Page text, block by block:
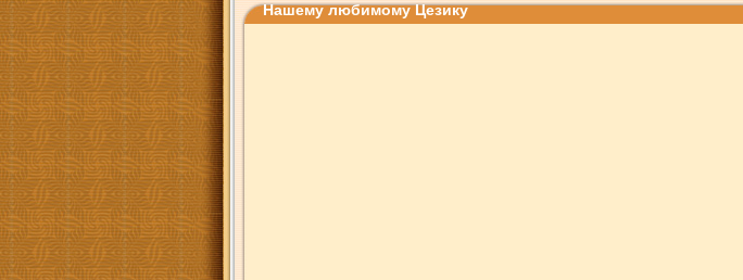
Нашему любимому Цезику